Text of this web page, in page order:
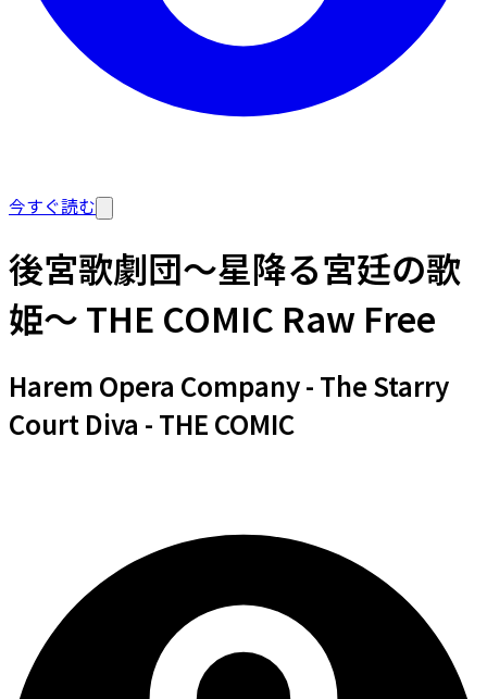
今すぐ読む
後宮歌劇団～星降る宮廷の歌
姫～ THE COMIC Raw Free
Harem Opera Company - The Starry
Court Diva - THE COMIC